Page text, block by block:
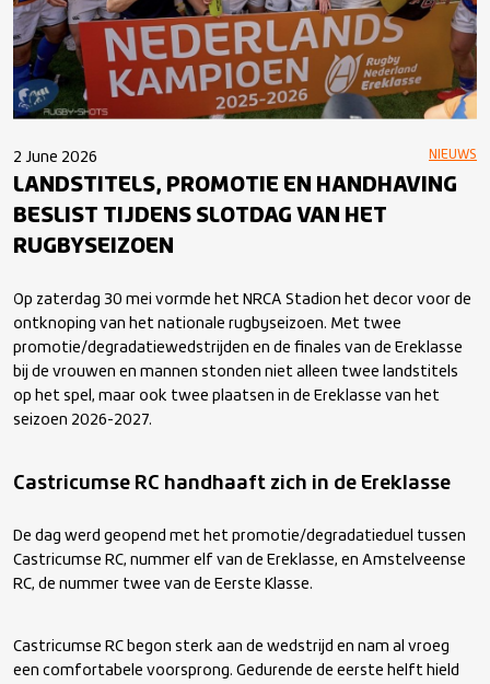
2 June 2026 NIEUWS
LANDSTITELS, PROMOTIE EN HANDHAVING
BESLIST TIJDENS SLOTDAG VAN HET
RUGBYSEIZOEN
Op zaterdag 30 mei vormde het NRCA Stadion het decor voor de
ontknoping van het nationale rugbyseizoen. Met twee
promotie/degradatiewedstrijden en de finales van de Ereklasse
bij de vrouwen en mannen stonden niet alleen twee landstitels
op het spel, maar ook twee plaatsen in de Ereklasse van het
seizoen 2026-2027.
Castricumse RC handhaaft zich in de Ereklasse
De dag werd geopend met het promotie/degradatieduel tussen
Castricumse RC, nummer elf van de Ereklasse, en Amstelveense
RC, de nummer twee van de Eerste Klasse.
Castricumse RC begon sterk aan de wedstrijd en nam al vroeg
een comfortabele voorsprong. Gedurende de eerste helft hield